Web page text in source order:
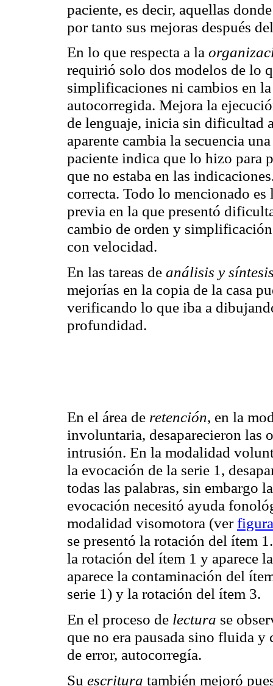
paciente, es decir, aquellas
por tanto sus mejoras después
En lo que respecta a la
requirió solo dos modelos de lo
simplificaciones ni cambios en
autocorregida. Mejora la
de lenguaje, inicia sin dificultad
aparente cambia la secuencia
paciente indica que lo hizo para
que no estaba en las
correcta. Todo lo mencionado
previa en la que presentó
cambio de orden y
con velocidad.
En las tareas de análisis y
mejorías en la copia de la casa
verificando lo que iba a
profundidad.
En el área de retención, en la
involuntaria, desaparecieron las
intrusión. En la modalidad
la evocación de la serie 1,
todas las palabras, sin embargo
evocación necesitó ayuda
modalidad visomotora (ver
se presentó la rotación del ítem
la rotación del ítem 1 y aparece
aparece la contaminación del
serie 1) y la rotación del ítem 3.
En el proceso de lectura se
que no era pausada sino fluida y
de error, autocorregía.
Su escritura también mejoró